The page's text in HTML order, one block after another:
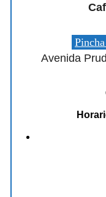
Avenida